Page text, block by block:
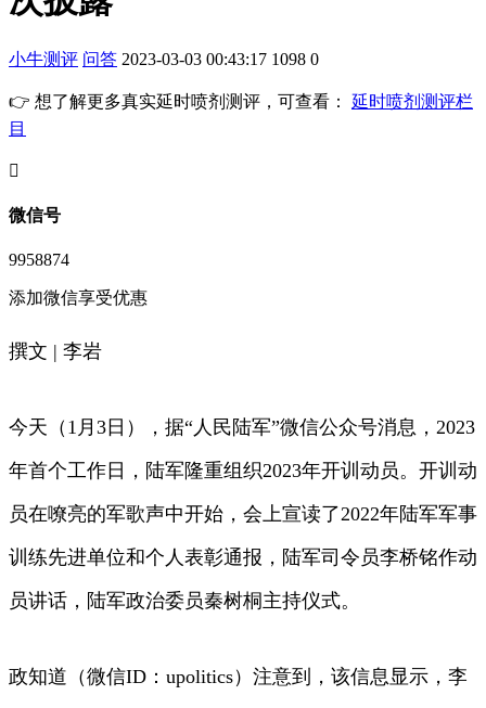
小牛测评 问答 2023-03-03 00:43:17 1098 0
👉 想了解更多真实延时喷剂测评，可查看： 延时喷剂测评栏
目
󦘖
微信号
9958874
添加微信享受优惠
撰文 | 李岩
今天（1月3日），据“人民陆军”微信公众号消息，2023
年首个工作日，陆军隆重组织2023年开训动员。开训动
员在嘹亮的军歌声中开始，会上宣读了2022年陆军军事
训练先进单位和个人表彰通报，陆军司令员李桥铭作动
员讲话，陆军政治委员秦树桐主持仪式。
政知道（微信ID：upolitics）注意到，该信息显示，李